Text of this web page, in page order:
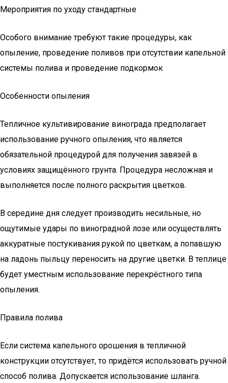
Мероприятия по уходу стандартные
Особого внимание требуют такие процедуры, как
опыление, проведение поливов при отсутствии капельной
системы полива и проведение подкормок
Особенности опыления
Тепличное культивирование винограда предполагает
использование ручного опыления, что является
обязательной процедурой для получения завязей в
условиях защищённого грунта. Процедура несложная и
выполняется после полного раскрытия цветков.
В середине дня следует производить несильные, но
ощутимые удары по виноградной лозе или осуществлять
аккуратные постукивания рукой по цветкам, а попавшую
на ладонь пыльцу переносить на другие цветки. В теплице
будет уместным использование перекрёстного типа
опыления.
Правила полива
Если система капельного орошения в тепличной
конструкции отсутствует, то придётся использовать ручной
способ полива. Допускается использование шланга.